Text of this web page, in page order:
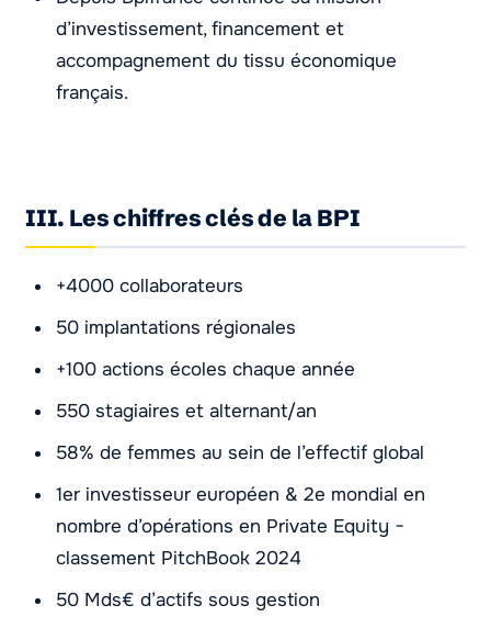
d’investissement, financement et
accompagnement du tissu économique
français.
III. Les chiffres clés de la BPI
+4000 collaborateurs
50 implantations régionales
+100 actions écoles chaque année
550 stagiaires et alternant/an
58% de femmes au sein de l’effectif global
1er investisseur européen & 2e mondial en
nombre d’opérations en Private Equity −
classement PitchBook 2024
50 Mds€ d’actifs sous gestion